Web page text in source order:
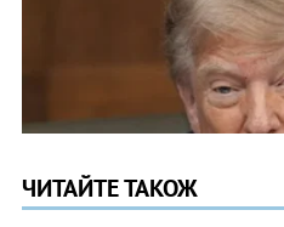
ЧИТАЙТЕ ТАКОЖ